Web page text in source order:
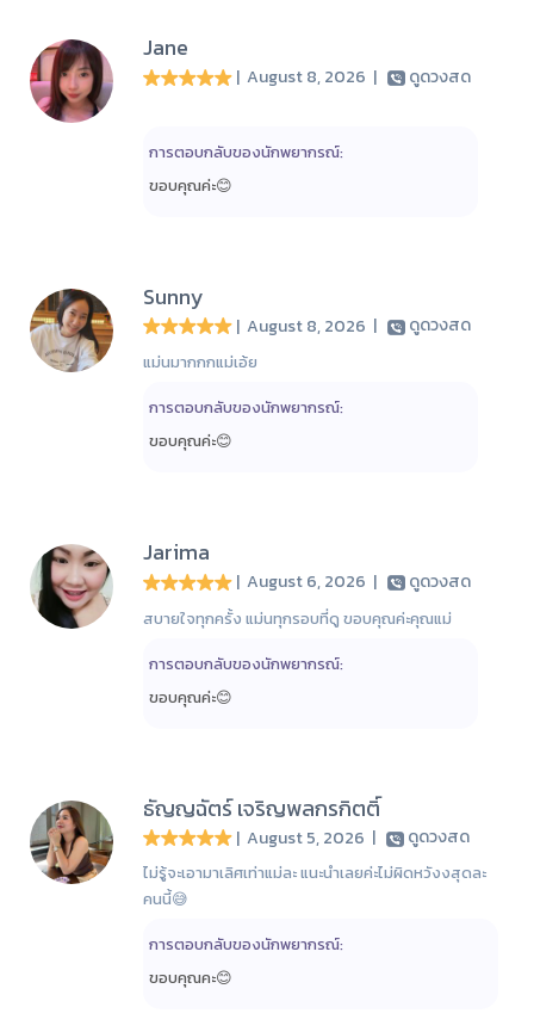
Jane
| August 8, 2026 | ดูดวงสด
การตอบกลับของนักพยากรณ์:
ขอบคุณค่ะ😊
Sunny
| August 8, 2026 | ดูดวงสด
แม่นมากกกแม่เอ้ย
การตอบกลับของนักพยากรณ์:
ขอบคุณค่ะ😊
Jarima
| August 6, 2026 | ดูดวงสด
สบายใจทุกครั้ง แม่นทุกรอบที่ดู ขอบคุณค่ะคุณแม่
การตอบกลับของนักพยากรณ์:
ขอบคุณค่ะ😊
ธัญญฉัตร์ เจริญพลกรกิตติ์
| August 5, 2026 | ดูดวงสด
ไม่รู้จะเอามาเลิศเท่าแม่ละ แนะนำเลยค่ะไม่ผิดหวังงสุดละ
คนนี้😅
การตอบกลับของนักพยากรณ์:
ขอบคุณคะ😊